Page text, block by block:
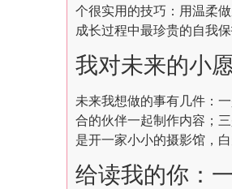
个很实用的技巧：用温柔
成长过程中最珍贵的自我保
我对未来的小
未来我想做的事有几件：
合的伙伴一起制作内容；
是开一家小小的摄影馆，
给读我的你：